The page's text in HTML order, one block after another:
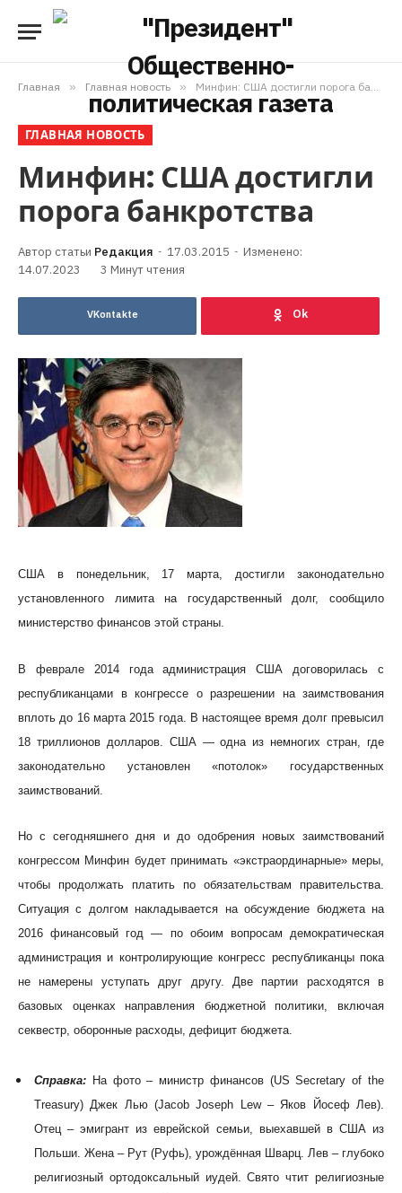
Главная » Главная новость » Минфин: США достигли порога банкротства
ГЛАВНАЯ НОВОСТЬ
Минфин: США достигли
порога банкротства
Редакция 17.03.2015
Изменено:
14.07.2023
3 Минут чтения
VKontakte
США в понедельник, 17 марта, достигли законодательно
установленного лимита на государственный долг, сообщило
министерство финансов этой страны.
В феврале 2014 года администрация США договорилась с
республиканцами в конгрессе о разрешении на заимствования
вплоть до 16 марта 2015 года. В настоящее время долг превысил
18 триллионов долларов. США — одна из немногих стран, где
законодательно установлен «потолок» государственных
заимствований.
Но с сегодняшнего дня и до одобрения новых заимствований
конгрессом Минфин будет принимать «экстраординарные» меры,
чтобы продолжать платить по обязательствам правительства.
Ситуация с долгом накладывается на обсуждение бюджета на
2016 финансовый год — по обоим вопросам демократическая
администрация и контролирующие конгресс республиканцы пока
не намерены уступать друг другу. Две партии расходятся в
базовых оценках направления бюджетной политики, включая
секвестр, оборонные расходы, дефицит бюджета.
Справка: На фото – министр финансов (US Secretary of the
Treasury) Джек Лью (Jacob Joseph Lew – Яков Йосеф Лев).
Отец – эмигрант из еврейской семьи, выехавшей в США из
Польши. Жена – Рут (Руфь), урождённая Шварц. Лев – глубоко
религиозный ортодоксальный иудей. Свято чтит религиозные